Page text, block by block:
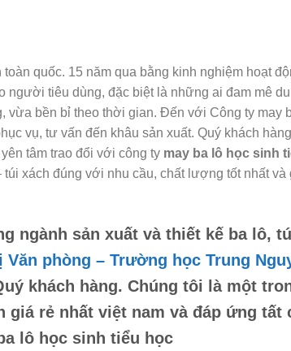
quốc. 15 năm qua bằng kinh nghiệm hoạt
người tiêu dùng, đặc biệt là những ai đam mê
vừa bền bỉ theo thời gian. Đến với Công ty may
vụ, tư vấn đến khâu sản xuất. Quý khách
tâm trao đổi với công ty may ba lô học sinh
xách đúng với nhu cầu, chất lượng tốt nhất và
ngành sản xuất và thiết kế ba lô,
Văn phòng – Trường học Trung
khách hàng. Chúng tôi là một
giá rẻ nhất việt nam và đáp ứng tất
lô học sinh tiểu học